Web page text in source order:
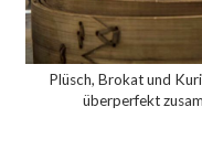
Plüsch, Brokat und
überperfekt